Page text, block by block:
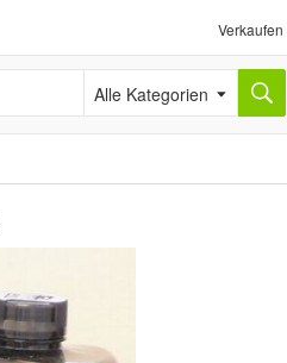
Verkaufen
Alle Kategorien